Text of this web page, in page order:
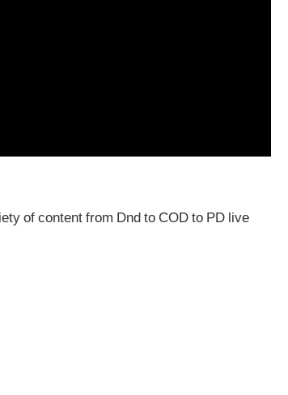
of content from Dnd to COD to PD live